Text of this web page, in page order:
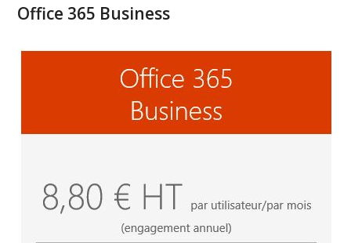
Office 365 Business